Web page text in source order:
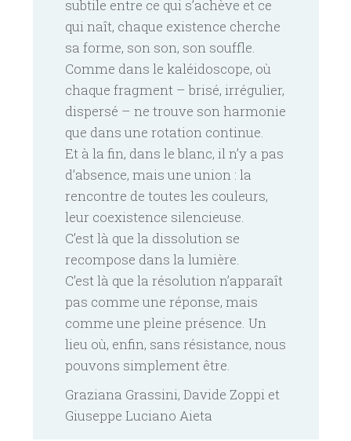
subtile entre ce qui s’achève et ce
qui naît, chaque existence cherche
sa forme, son son, son souffle.
Comme dans le kaléidoscope, où
chaque fragment – brisé, irrégulier,
dispersé – ne trouve son harmonie
que dans une rotation continue.
Et à la fin, dans le blanc, il n’y a pas
d’absence, mais une union : la
rencontre de toutes les couleurs,
leur coexistence silencieuse.
C’est là que la dissolution se
recompose dans la lumière.
C’est là que la résolution n’apparaît
pas comme une réponse, mais
comme une pleine présence. Un
lieu où, enfin, sans résistance, nous
pouvons simplement être.
Graziana Grassini, Davide Zoppi et
Giuseppe Luciano Aieta